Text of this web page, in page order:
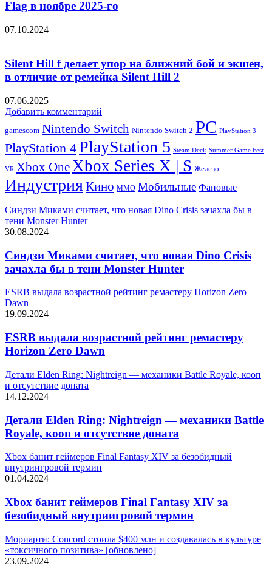
Flag в ноябре 2025-го
07.10.2024
Silent Hill f делает упор на ближний бой и экшен,
в отличие от ремейка Silent Hill 2
07.06.2025
Добавить комментарий
gamescom Nintendo Switch Nintendo Switch 2 PC PlayStation 3
PlayStation 4PlayStation 5 Steam Deck Summer Game Fest
VR Xbox OneXbox Series X | S Железо
ИндустрияКино ММО Мобильные Фановые
Синдзи Миками считает, что новая Dino Crisis зачахла бы в
тени Monster Hunter
30.08.2024
Синдзи Миками считает, что новая Dino Crisis
зачахла бы в тени Monster Hunter
ESRB выдала возрастной рейтинг ремастеру Horizon Zero
Dawn
19.09.2024
ESRB выдала возрастной рейтинг ремастеру
Horizon Zero Dawn
Детали Elden Ring: Nightreign — механики Battle Royale, кооп
и отсутствие доната
14.12.2024
Детали Elden Ring: Nightreign — механики Battle
Royale, кооп и отсутствие доната
Xbox банит геймеров Final Fantasy XIV за безобидный
внутриигровой термин
01.04.2024
Xbox банит геймеров Final Fantasy XIV за
безобидный внутриигровой термин
Мориарти: Concord стоила $400 млн и создавалась в культуре
«токсичного позитива» [обновлено]
23.09.2024